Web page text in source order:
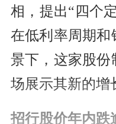
相，提出“四个
在低利率周期
景下，这家股份
场展示其新的增
招行股价年内跌